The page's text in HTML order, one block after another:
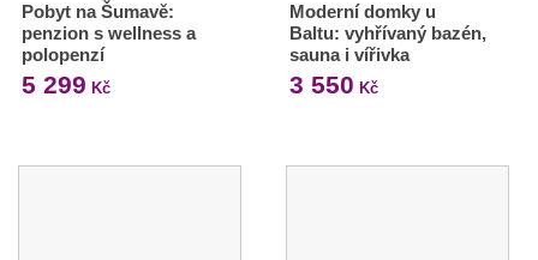
Pobyt na Šumavě:
penzion s wellness a
polopenzí
5 299 Kč
Moderní domky u
Baltu: vyhřívaný bazén,
sauna i vířivka
3 550 Kč